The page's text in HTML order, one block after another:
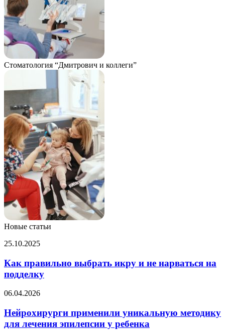
Стоматология “Дмитрович и коллеги”
Новые статьи
Как
выбрать
икру
и
нарваться
подделку
25.10.2025
Как правильно выбрать икру и не нарваться на
подделку
Нейрохирурги
уникальную
методику
для
06.04.2026
Нейрохирурги применили уникальную методику
для лечения эпилепсии у ребенка